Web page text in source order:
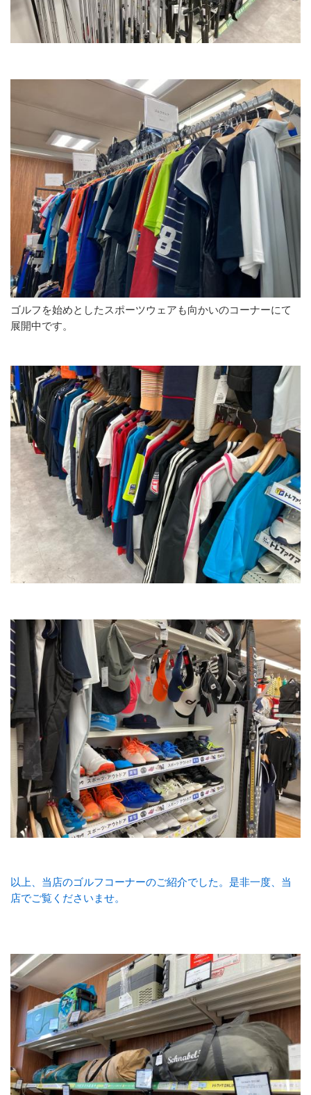
ゴルフを始めとしたスポーツウェアも向かいのコーナーにて
展開中です。
以上、当店のゴルフコーナーのご紹介でした。是非一度、当
店でご覧くださいませ。